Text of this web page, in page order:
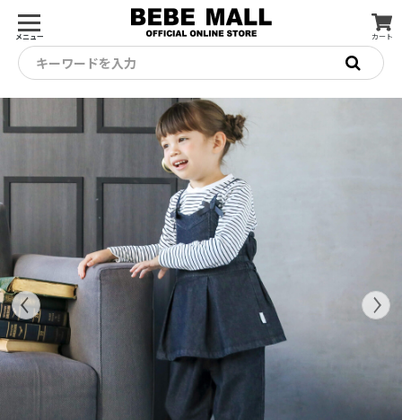
メニュー カート
キーワードを入力